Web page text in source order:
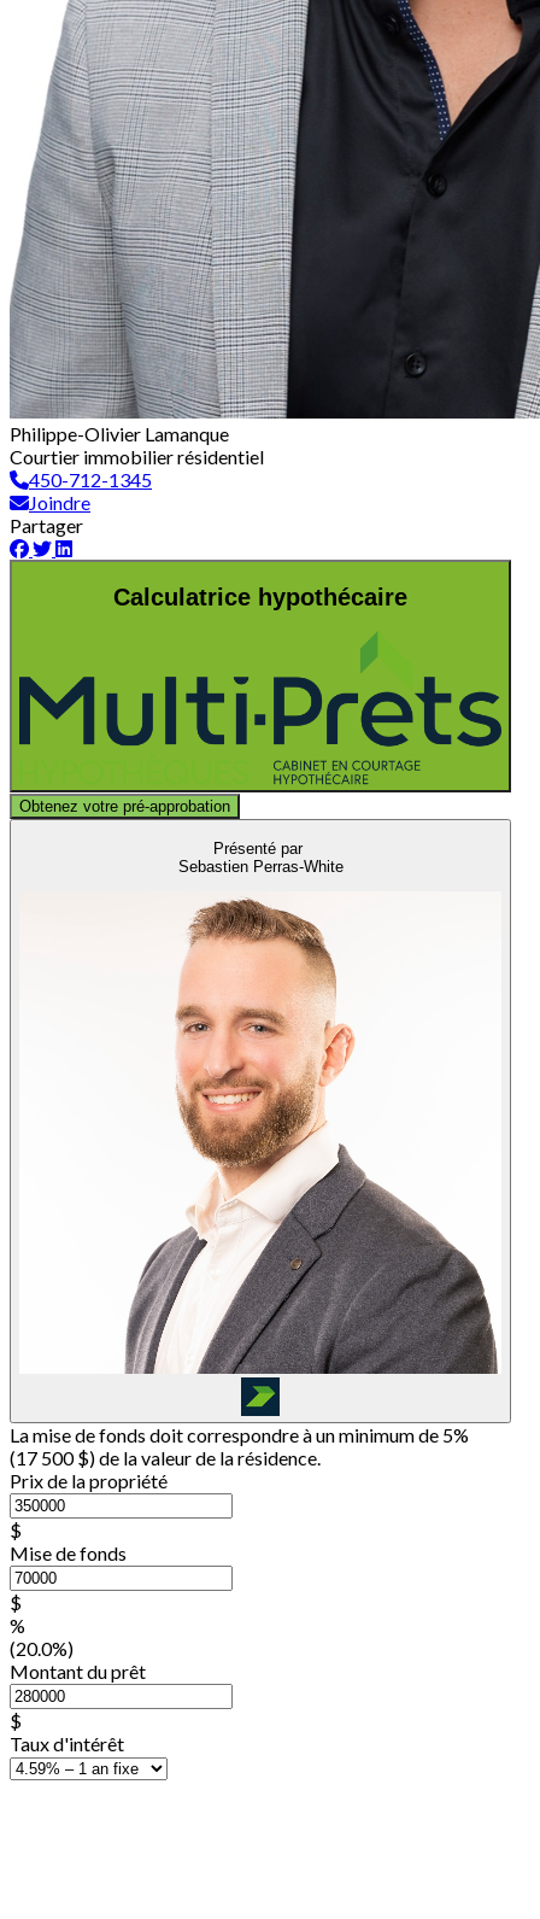
Philippe-Olivier Lamanque
Courtier immobilier résidentiel
450-712-1345
Joindre
Partager
Calculatrice hypothécaire
Obtenez votre pré-approbation
Présenté par
Sebastien Perras-White
La mise de fonds doit correspondre à un minimum de 5%
(17 500 $) de la valeur de la résidence.
Prix de la propriété
$
Mise de fonds
$
%
(20.0%)
Montant du prêt
$
Taux d'intérêt